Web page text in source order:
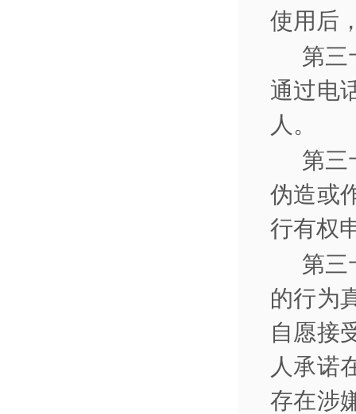
使用后
第三
通过电
人。
第三
伪造或
行有权
第三
的行为
自愿接
人承诺
存在涉